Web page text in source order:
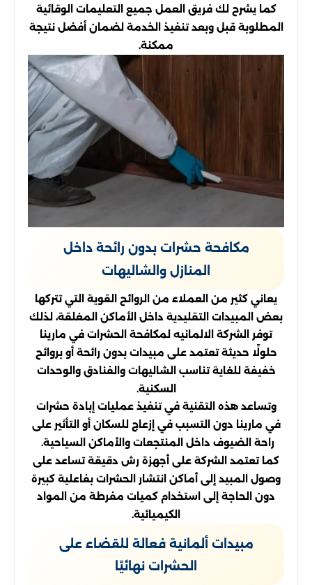
كما يشرح لك فريق العمل جميع التعليمات الوقائية
المطلوبة قبل وبعد تنفيذ الخدمة لضمان أفضل نتيجة
ممكنة.
مكافحة حشرات بدون رائحة داخل
المنازل والشاليهات
يعاني كثير من العملاء من الروائح القوية التي تتركها
بعض المبيدات التقليدية داخل الأماكن المغلقة، لذلك
توفر الشركة الالمانيه لمكافحة الحشرات في مارينا
حلولًا حديثة تعتمد على مبيدات بدون رائحة أو بروائح
خفيفة للغاية تناسب الشاليهات والفنادق والوحدات
السكنية.
وتساعد هذه التقنية في تنفيذ عمليات إبادة حشرات
في مارينا دون التسبب في إزعاج للسكان أو التأثير على
راحة الضيوف داخل المنتجعات والأماكن السياحية.
كما تعتمد الشركة على أجهزة رش دقيقة تساعد على
وصول المبيد إلى أماكن انتشار الحشرات بفاعلية كبيرة
دون الحاجة إلى استخدام كميات مفرطة من المواد
الكيميائية.
مبيدات ألمانية فعالة للقضاء على
الحشرات نهائيًا